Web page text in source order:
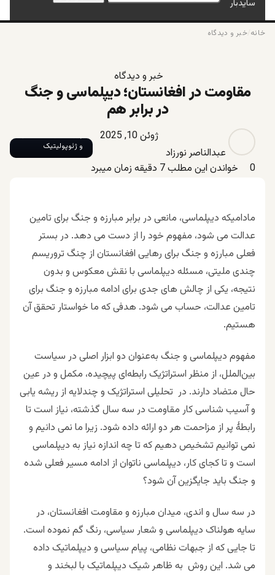
سایدبار
خانه /خبر و دیدگاه
خبر و دیدگاه
مقاومت در افغانستان؛ دیپلماسی و جنگ
در برابر هم
عبدالناصر نورزاد
ژوئن 10, 2025
0 خواندن این مطلب 7 دقیقه زمان میبرد
و ژئوپولیتیک
مادامیکه دیپلماسی، مانعی در برابر مبارزه و جنگ برای تامین
عدالت می شود، مفهوم خود را از دست می دهد. در بستر
فعلی مبارزه و جنگ برای رهایی افغانستان از چنگ تروریسم
چندی ملیتی، مسئله دیپلماسی با نقش معکوس و بدون
نتیجه، یکی از چالش های جدی برای ادامه مبارزه و جنگ برای
تامین عدالت، حساب می شود. هدفی که ما خواستار تحقق آن
هستیم.
مفهوم دیپلماسی و جنگ به‌عنوان دو ابزار اصلی در سیاست
بین‌الملل، از منظر استراتژیک رابطه‌ای پیچیده، مکمل و در عین
حال متضاد دارند. در تحلیلی استراتژیک و چندلایه از ریشه یابی
و آسیب شناسی کار مقاومت در سه سال گذشته، نیاز است تا
رابطۀ پر از مزاحمت هر دو ارائه داده شود. زیرا ما نمی دانیم و
نمی توانیم تشخیص دهیم که تا چه اندازه نیاز به دیپلماسی
است و تا کجای کار، دیپلماسی ناتوان از ادامه مسیر فعلی شده
و جنگ باید جایگزین آن شود؟‌
در سه سال و اندی، میدان مبارزه و مقاومت افغانستان، در
سایه هولناک دیپلماسی و شعار سیاسی، رنگ گم نموده است.
تا جایی که از جبهات نظامی، پیام سیاسی و دیپلماتیک داده
می شد. این روش به ظاهر شیک دیپلماتیک با لبخند و